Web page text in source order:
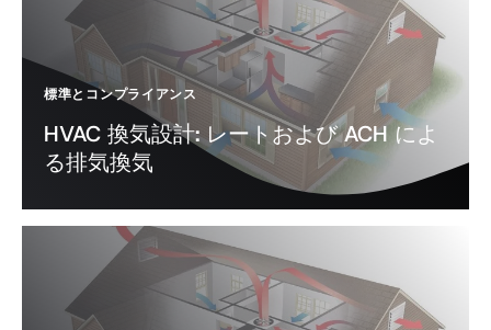
標準とコンプライアンス
HVAC 換気設計: レートおよび ACH によ
る排気換気